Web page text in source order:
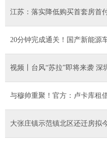
江苏：落实降低购买首套房首
20分钟完成通关！国产新能源
视频丨台风“苏拉”即将来袭
与穆帅重聚！官方：卢卡库租
大张庄镇示范镇北区还迁房拟